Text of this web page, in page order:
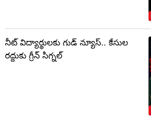
నీట్ విద్యార్థులకు గుడ్ న్యూస్.. కేసుల
రద్దుకు గ్రీన్ సిగ్నల్